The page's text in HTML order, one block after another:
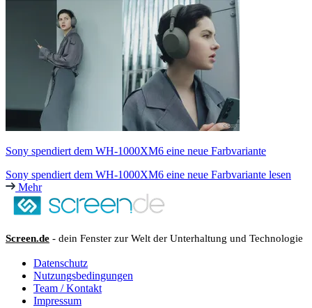
Sony spendiert dem WH-1000XM6 eine neue Farbvariante
Sony spendiert dem WH-1000XM6 eine neue Farbvariante lesen
Mehr
Screen.de - dein Fenster zur Welt der Unterhaltung und Technologie
Datenschutz
Nutzungsbedingungen
Team / Kontakt
Impressum